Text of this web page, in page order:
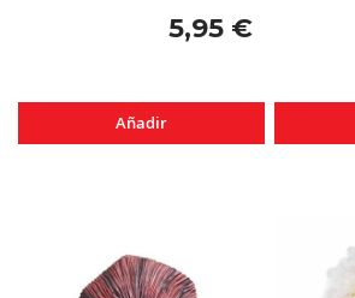
5,95 €
Añadir